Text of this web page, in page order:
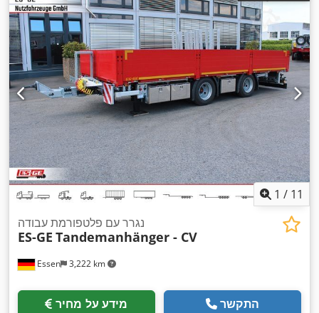
1 / 11
Essen 3,222 km
נגרר עם פלטפורמת עבודה
ES-GE Tandemanhänger - CV
מידע על מחיר התקשר